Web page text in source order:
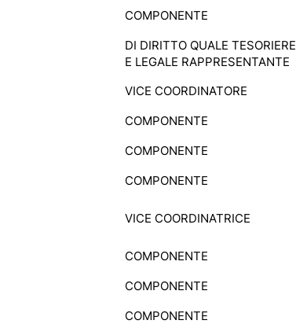
COMPONENTE
DI DIRITTO QUALE TESORIERE
E LEGALE RAPPRESENTANTE
VICE COORDINATORE
COMPONENTE
COMPONENTE
COMPONENTE
VICE COORDINATRICE
COMPONENTE
COMPONENTE
COMPONENTE